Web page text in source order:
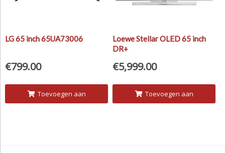
LG 65 inch 65UA73006
€799.00
Toevoegen aan
Loewe Stellar OLED 65 inch
DR+
€5,999.00
Toevoegen aan